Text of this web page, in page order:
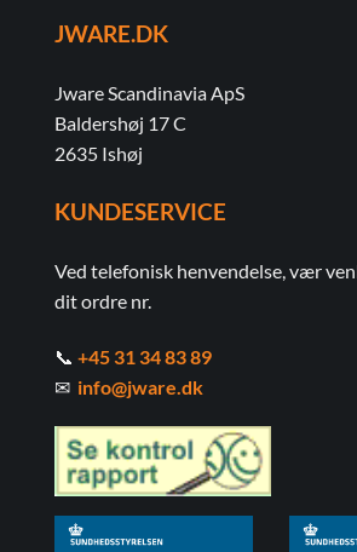
JWARE.DK
Jware Scandinavia ApS
Baldershøj 17 C
2635 Ishøj
KUNDESERVICE
Ved telefonisk henvendelse, vær
dit ordre nr.
📞 +45 31 34 83 89
✉ info@jware.dk